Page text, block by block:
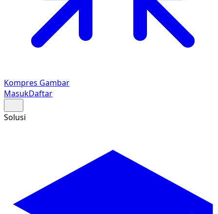
Kompres Gambar
MasukDaftar
Solusi